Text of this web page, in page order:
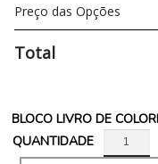
Preço das Opções
Total
BLOCO LIVRO DE
QUANTIDADE